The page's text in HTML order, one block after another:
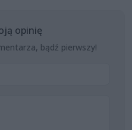
opinię
bądź pierwszy!